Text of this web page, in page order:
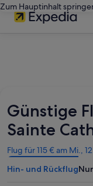
Zum Hauptinhalt
Günstige
Sainte
Flug für 115 € am Mi.,
Wird
in
einem
Hin- und Rückflug